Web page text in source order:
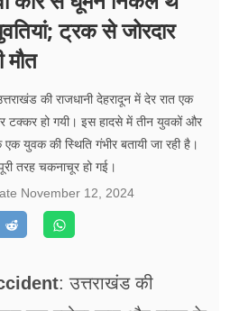
ट्रक से जोरदार
की राजधानी देहरादून में देर रात एक
टक्कर हो गयी। इस हादसे में तीन युवकों और
युवक की स्थिति गंभीर बतायी जा रही है।
तरह चकनाचूर हो गई।
November 12, 2024
: उत्तराखंड की